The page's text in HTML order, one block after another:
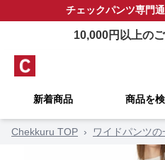
チェックパンツ専門
10,000円以上の
新着商品 商品を
Chekkuru TOP › ワイドパンツの